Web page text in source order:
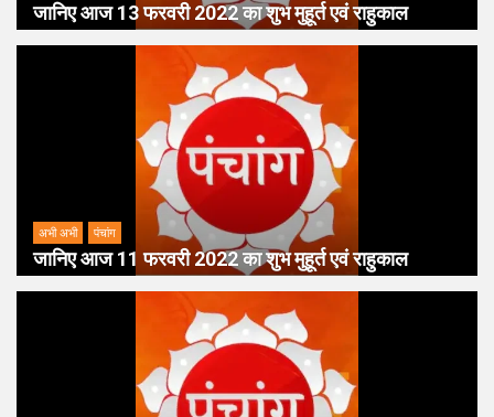
जानिए आज 13 फरवरी 2022 का शुभ मुहूर्त एवं राहुकाल
अभी अभी पंचांग
जानिए आज 11 फरवरी 2022 का शुभ मुहूर्त एवं राहुकाल